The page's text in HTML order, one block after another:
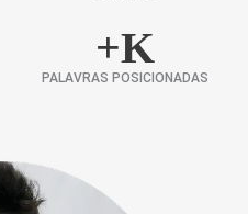
+K
PALAVRAS POSICIONADAS